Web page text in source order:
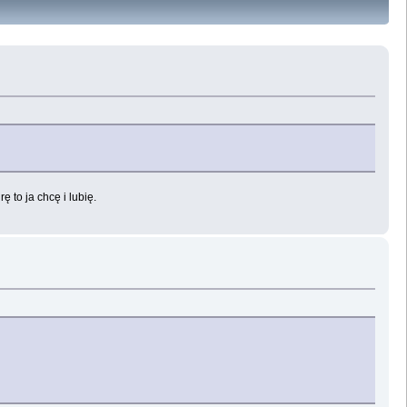
to ja chcę i lubię.